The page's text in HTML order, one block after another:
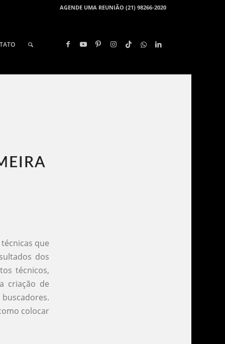
AGENDE UMA REUNIÃO (21) 98266-2020
que
dos
técnicos,
criação de
colocar